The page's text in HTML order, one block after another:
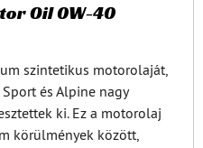
Oil 0W-40
szintetikus motorolaját,
és Alpine nagy
ki. Ez a motorolaj
körülmények között,